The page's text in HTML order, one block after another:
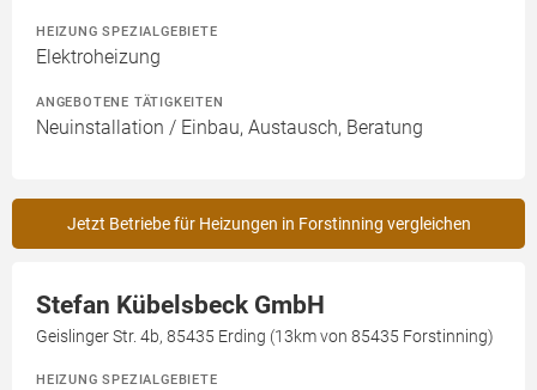
HEIZUNG SPEZIALGEBIETE
Elektroheizung
ANGEBOTENE TÄTIGKEITEN
Neuinstallation / Einbau, Austausch, Beratung
Jetzt Betriebe für Heizungen in Forstinning vergleichen
Stefan Kübelsbeck GmbH
Geislinger Str. 4b, 85435 Erding (13km von 85435 Forstinning)
HEIZUNG SPEZIALGEBIETE